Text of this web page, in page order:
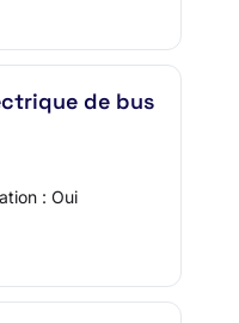
de bus
: Oui